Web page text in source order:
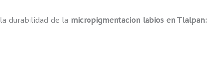
durabilidad de la micropigmentacion labios en Tlalpan: